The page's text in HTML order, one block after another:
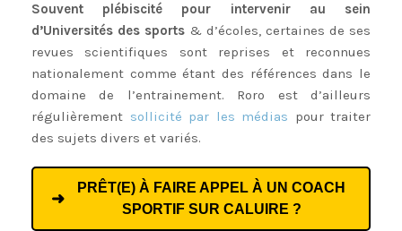
Souvent plébiscité pour intervenir au sein
d’Universités des sports & d’écoles, certaines de ses
revues scientifiques sont reprises et reconnues
nationalement comme étant des références dans le
domaine de l’entrainement. Roro est d’ailleurs
régulièrement sollicité par les médias pour traiter
des sujets divers et variés.
PRÊT(E) À FAIRE APPEL À UN COACH
SPORTIF SUR CALUIRE ?